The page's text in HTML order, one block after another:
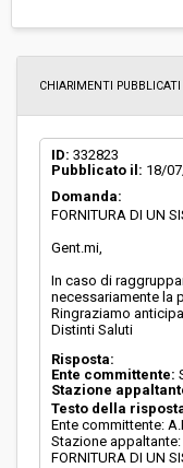
CHIARIMENTI
ID: 332823
Pubblicato il: 18/
Domanda:
FORNITURA DI UN
Gent.mi,
In caso di
necessariamente la
Ringraziamo
Distinti Saluti
Risposta:
Ente committente:
Stazione
Testo della
Ente committente:
Stazione appaltante:
FORNITURA DI UN